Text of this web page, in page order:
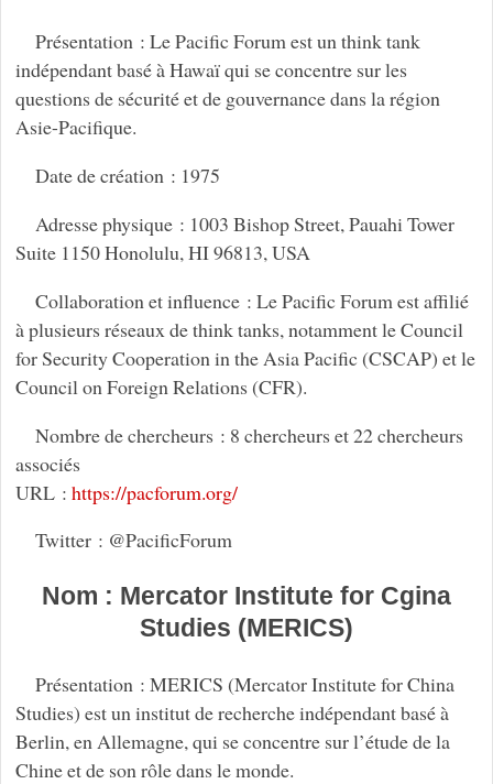
Présentation : Le Pacific Forum est un think tank
indépendant basé à Hawaï qui se concentre sur les
questions de sécurité et de gouvernance dans la région
Asie-Pacifique.
Date de création : 1975
Adresse physique : 1003 Bishop Street, Pauahi Tower
Suite 1150 Honolulu, HI 96813, USA
Collaboration et influence : Le Pacific Forum est affilié
à plusieurs réseaux de think tanks, notamment le Council
for Security Cooperation in the Asia Pacific (CSCAP) et le
Council on Foreign Relations (CFR).
Nombre de chercheurs : 8 chercheurs et 22 chercheurs
associés
URL : https://pacforum.org/
Twitter : @PacificForum
Nom : Mercator Institute for Cgina
Studies (MERICS)
Présentation : MERICS (Mercator Institute for China
Studies) est un institut de recherche indépendant basé à
Berlin, en Allemagne, qui se concentre sur l’étude de la
Chine et de son rôle dans le monde.